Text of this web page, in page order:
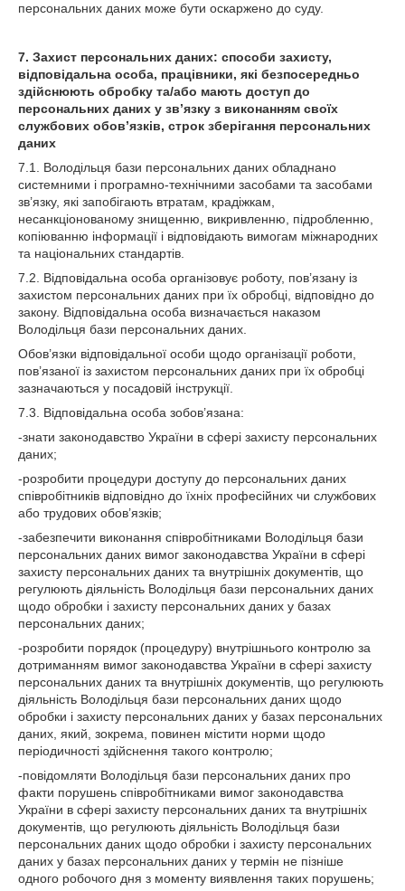
персональних даних може бути оскаржено до суду.
7. Захист персональних даних: способи захисту,
відповідальна особа, працівники, які безпосередньо
здійснюють обробку та/або мають доступ до
персональних даних у зв’язку з виконанням своїх
службових обов’язків, строк зберігання персональних
даних
7.1. Володільця бази персональних даних обладнано
системними і програмно-технічними засобами та засобами
зв’язку, які запобігають втратам, крадіжкам,
несанкціонованому знищенню, викривленню, підробленню,
копіюванню інформації і відповідають вимогам міжнародних
та національних стандартів.
7.2. Відповідальна особа організовує роботу, пов’язану із
захистом персональних даних при їх обробці, відповідно до
закону. Відповідальна особа визначається наказом
Володільця бази персональних даних.
Обов’язки відповідальної особи щодо організації роботи,
пов’язаної із захистом персональних даних при їх обробці
зазначаються у посадовій інструкції.
7.3. Відповідальна особа зобов’язана:
-знати законодавство України в сфері захисту персональних
даних;
-розробити процедури доступу до персональних даних
співробітників відповідно до їхніх професійних чи службових
або трудових обов’язків;
-забезпечити виконання співробітниками Володільця бази
персональних даних вимог законодавства України в сфері
захисту персональних даних та внутрішніх документів, що
регулюють діяльність Володільця бази персональних даних
щодо обробки і захисту персональних даних у базах
персональних даних;
-розробити порядок (процедуру) внутрішнього контролю за
дотриманням вимог законодавства України в сфері захисту
персональних даних та внутрішніх документів, що регулюють
діяльність Володільця бази персональних даних щодо
обробки і захисту персональних даних у базах персональних
даних, який, зокрема, повинен містити норми щодо
періодичності здійснення такого контролю;
-повідомляти Володільця бази персональних даних про
факти порушень співробітниками вимог законодавства
України в сфері захисту персональних даних та внутрішніх
документів, що регулюють діяльність Володільця бази
персональних даних щодо обробки і захисту персональних
даних у базах персональних даних у термін не пізніше
одного робочого дня з моменту виявлення таких порушень;